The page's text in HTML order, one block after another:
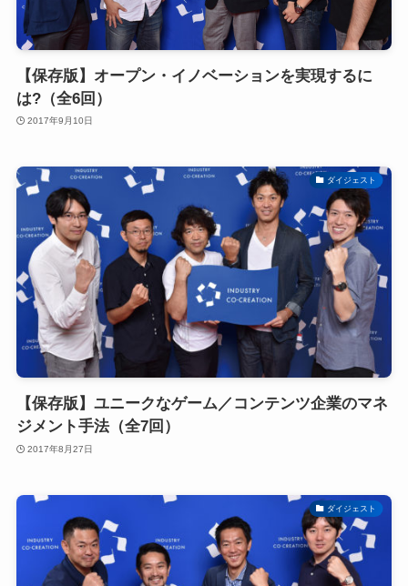
【保存版】オープン・イノベーションを実現するに
は?（全6回）
2017年9月10日
ダイジェスト
【保存版】ユニークなゲーム／コンテンツ企業のマネ
ジメント手法（全7回）
2017年8月27日
ダイジェスト